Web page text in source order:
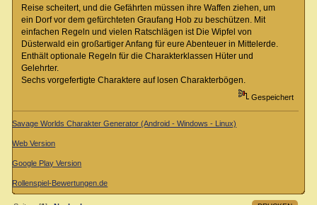
Reise scheitert, und die Gefährten müssen ihre Waffen ziehen, um
ein Dorf vor dem gefürchteten Graufang Hob zu beschützen. Mit
einfachen Regeln und vielen Ratschlägen ist Die Wipfel von
Düsterwald ein großartiger Anfang für eure Abenteuer in Mittelerde.
Enthält optionale Regeln für die Charakterklassen Hüter und
Gelehrter.
Sechs vorgefertigte Charaktere auf losen Charakterbögen.
Gespeichert
Savage Worlds Charakter Generator (Android - Windows - Linux)
Web Version
Google Play Version
Rollenspiel-Bewertungen.de